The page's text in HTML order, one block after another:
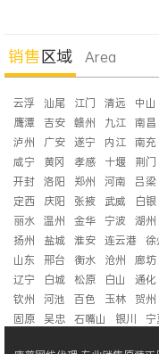
销售区域 Area
云浮 汕尾 江门 清远 中山
鹰潭 吉安 赣州 九江 南昌
泸州
广安 遂宁 内江 南充
咸宁
黄冈 孝感 十堰 荆门
开封 洛阳 郑州 河南 吕梁
定西
庆阳 张掖 武威 白银
丽水 温州 金华 宁波 湖州
扬州
盐城 淮安 连云港 徐
山东
邢台 衡水 沧州 廊坊
辽宁
白城 松原 白山 通化
钦州
河池 百色 玉林 贺州
固原
吴忠 石嘴山 银川